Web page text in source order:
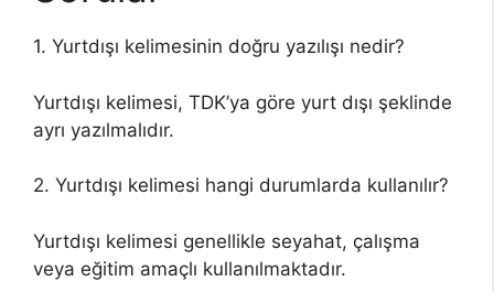
1. Yurtdışı kelimesinin doğru yazılışı nedir?
Yurtdışı kelimesi, TDK’ya göre yurt dışı şeklinde
ayrı yazılmalıdır.
2. Yurtdışı kelimesi hangi durumlarda kullanılır?
Yurtdışı kelimesi genellikle seyahat, çalışma
veya eğitim amaçlı kullanılmaktadır.